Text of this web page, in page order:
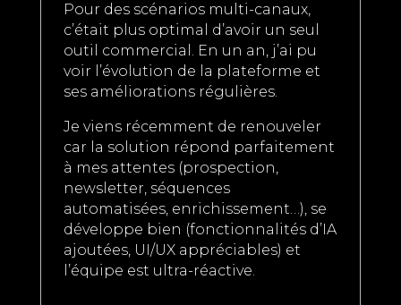
Pour des scénarios multi-canaux,
c’était plus optimal d’avoir un seul
outil commercial. En un an, j’ai pu
voir l’évolution de la plateforme et
ses améliorations régulières.
Je viens récemment de renouveler
car la solution répond parfaitement
à mes attentes (prospection,
newsletter, séquences
automatisées, enrichissement…), se
développe bien (fonctionnalités d’IA
ajoutées, UI/UX appréciables) et
l’équipe est ultra-réactive.